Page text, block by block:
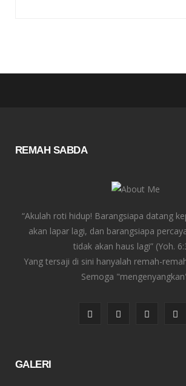
REMAH SABDA
“Akulah roti hidup! Barangsiapa datang
akan lapar lagi, dan barangsiapa
tidak akan haus lagi” (Yoh.
Yang tersaji di sini hanyalah remah-
Semoga
GALERI